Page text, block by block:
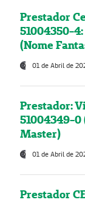
Prestador
51004350-
(Nome
01 de Abril de
Prestador:
51004349-0
Master)
01 de Abril de
Prestador